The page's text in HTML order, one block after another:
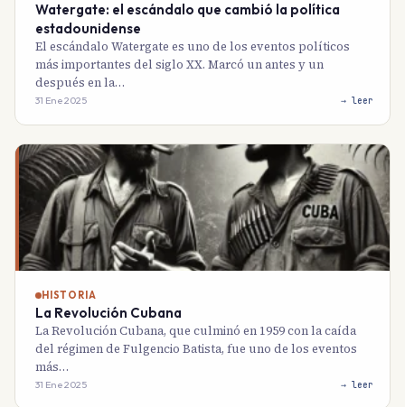
Watergate: el escándalo que cambió la política
estadounidense
El escándalo Watergate es uno de los eventos políticos
más importantes del siglo XX. Marcó un antes y un
después en la…
31 Ene 2025 → leer
HISTORIA
La Revolución Cubana
La Revolución Cubana, que culminó en 1959 con la caída
del régimen de Fulgencio Batista, fue uno de los eventos
más…
31 Ene 2025 → leer